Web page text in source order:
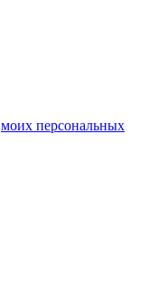
моих персональных